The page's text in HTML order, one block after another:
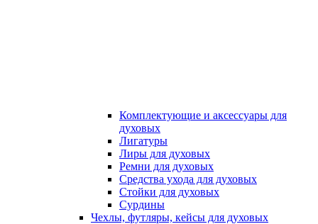
Комплектующие и аксессуары для
духовых
Лигатуры
Лиры для духовых
Ремни для духовых
Средства ухода для духовых
Стойки для духовых
Сурдины
Чехлы, футляры, кейсы для духовых